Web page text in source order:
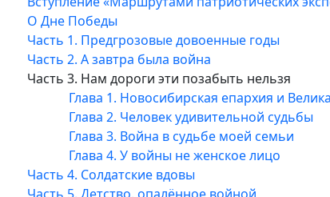
О Дне Победы
Часть 1. Предгрозовые довоенные годы
Часть 2. А завтра была война
Часть 3. Нам дороги эти позабыть нельзя
Глава 1. Новосибирская епархия и
Глава 2. Человек удивительной судьбы
Глава 3. Война в судьбе моей семьи
Глава 4. У войны не женское лицо
Часть 4. Солдатские вдовы